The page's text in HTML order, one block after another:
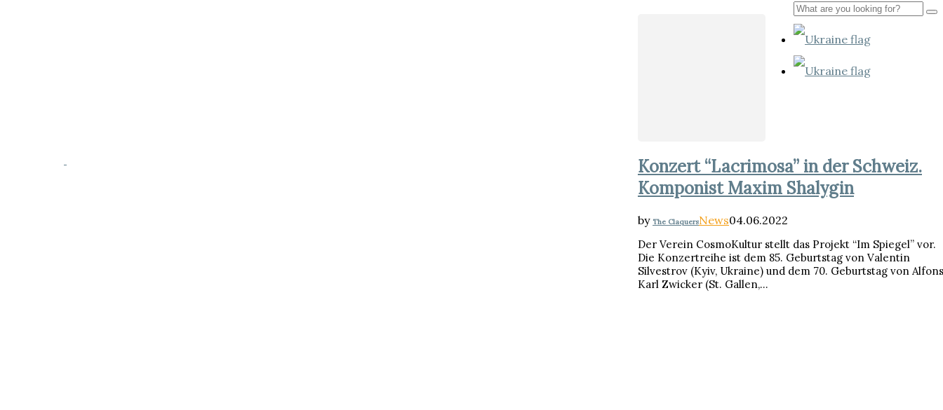
Konzert “Lacrimosa” in der Schweiz.
Komponist Maxim Shalygin
by The ClaquersNews04.06.2022
Der Verein CosmoKultur stellt das Projekt “Im Spiegel” vor.
Die Konzertreihe ist dem 85. Geburtstag von Valentin
Silvestrov (Kyiv, Ukraine) und dem 70. Geburtstag von Alfons
Karl Zwicker (St. Gallen,…